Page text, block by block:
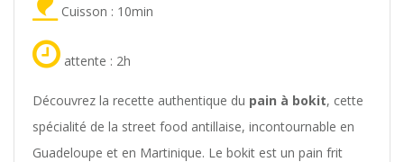
Cuisson : 10min
attente : 2h
Découvrez la recette authentique du pain à bokit, cette
spécialité de la street food antillaise, incontournable en
Guadeloupe et en Martinique. Le bokit est un pain frit